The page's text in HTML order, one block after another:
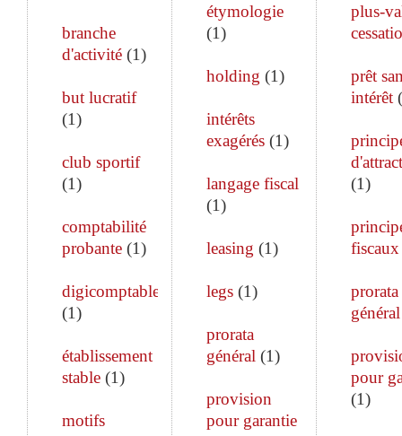
branche
d'activité (1)
but lucratif
(1)
club sportif
(1)
comptabilité
probante (1)
digicomptable
(1)
établissement
stable (1)
motifs
étymologie
(1)
holding (1)
intérêts
exagérés(1)
langage fiscal
(1)
leasing (1)
legs(1)
prorata
général (1)
provision
pour garantie
plus-
prêt
intérêt(
(1)
fiscaux
prorata
général
pour
(1)